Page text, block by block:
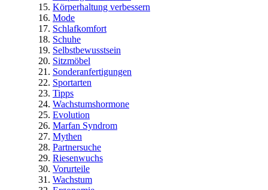
Körperhaltung verbessern
Mode
Schlafkomfort
Schuhe
Selbstbewusstsein
Sitzmöbel
Sonderanfertigungen
Sportarten
Tipps
Wachstumshormone
Evolution
Marfan Syndrom
Mythen
Partnersuche
Riesenwuchs
Vorurteile
Wachstum